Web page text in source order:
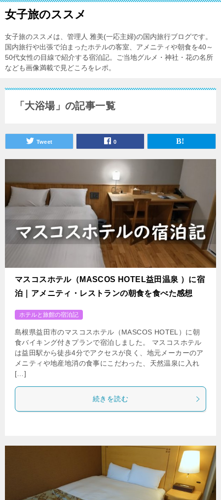
女子旅のススメ
女子旅のススメは、管理人 雅美(一応主婦)の国内旅行ブログです。
国内旅行や出張で泊まったホテルの客室、アメニティや朝食を40～
50代女性の目線で紹介する宿泊記。ご当地グルメ・神社・花の名所
なども画像満載で見どころをレポ。
「大浴場」の記事一覧
Tweet 0
マスコスホテル（MASCOS HOTEL益田温泉 ）に宿
泊｜アメニティ・レストランの朝食を食べた感想
ホテルと旅館の宿泊記
島根県益田市のマスコスホテル（MASCOS HOTEL）に朝
食バイキング付きプランで宿泊しました。 マスコスホテル
は益田駅から徒歩4分でアクセスが良く、地元メーカーのア
メニティや地産地消の食事にこだわった、天然温泉に入れ
[…]
続きを読む